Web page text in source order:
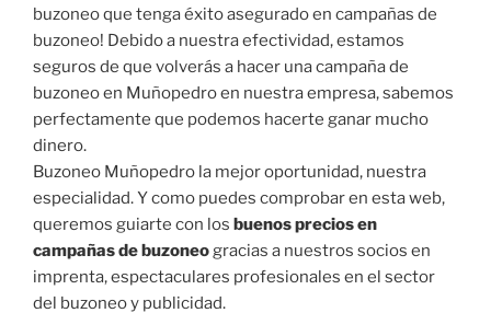
buzoneo que tenga éxito asegurado en campañas de
buzoneo! Debido a nuestra efectividad, estamos
seguros de que volverás a hacer una campaña de
buzoneo en Muñopedro en nuestra empresa, sabemos
perfectamente que podemos hacerte ganar mucho
dinero.
Buzoneo Muñopedro la mejor oportunidad, nuestra
especialidad. Y como puedes comprobar en esta web,
queremos guiarte con los buenos precios en
campañas de buzoneogracias a nuestros socios en
imprenta, espectaculares profesionales en el sector
del buzoneo y publicidad.